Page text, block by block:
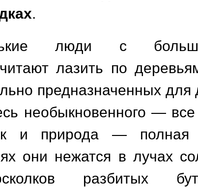
.
люди с
лазить по
предназначенных для
необыкновенного —
и природа — полная
они нежатся в лучах
разбитых